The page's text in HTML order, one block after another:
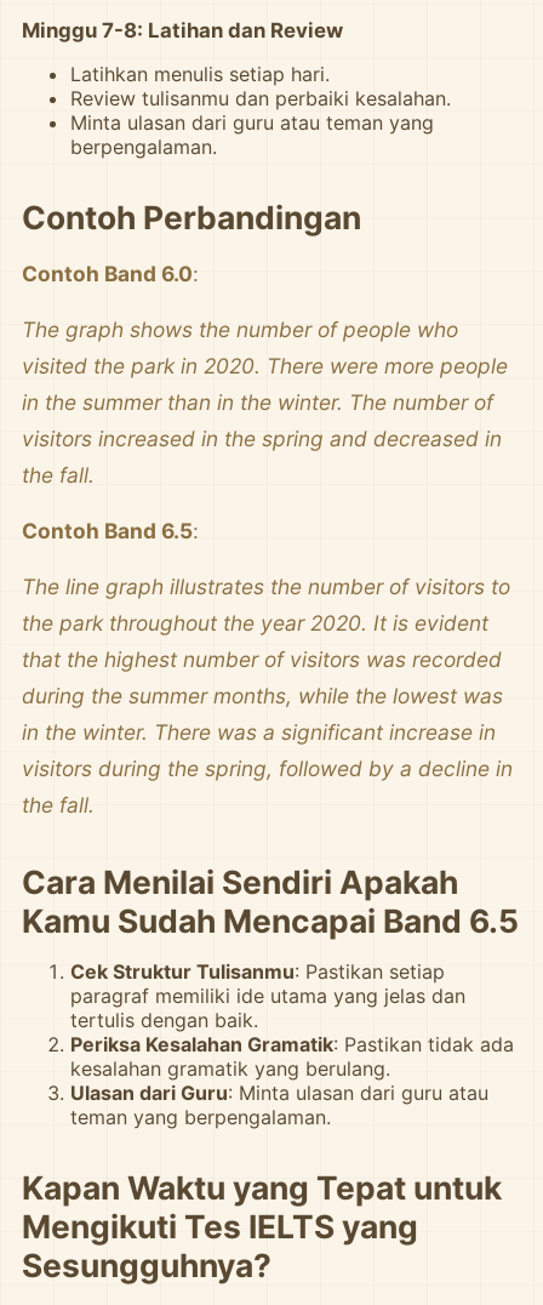
Minggu 7-8: Latihan dan Review
Latihkan menulis setiap hari.
Review tulisanmu dan perbaiki kesalahan.
Minta ulasan dari guru atau teman yang
berpengalaman.
Contoh Perbandingan
Contoh Band 6.0:
The graph shows the number of people who
visited the park in 2020. There were more people
in the summer than in the winter. The number of
visitors increased in the spring and decreased in
the fall.
Contoh Band 6.5:
The line graph illustrates the number of visitors to
the park throughout the year 2020. It is evident
that the highest number of visitors was recorded
during the summer months, while the lowest was
in the winter. There was a significant increase in
visitors during the spring, followed by a decline in
the fall.
Cara Menilai Sendiri Apakah
Kamu Sudah Mencapai Band 6.5
Cek Struktur Tulisanmu: Pastikan setiap
paragraf memiliki ide utama yang jelas dan
tertulis dengan baik.
Periksa Kesalahan Gramatik: Pastikan tidak ada
kesalahan gramatik yang berulang.
Ulasan dari Guru: Minta ulasan dari guru atau
teman yang berpengalaman.
Kapan Waktu yang Tepat untuk
Mengikuti Tes IELTS yang
Sesungguhnya?